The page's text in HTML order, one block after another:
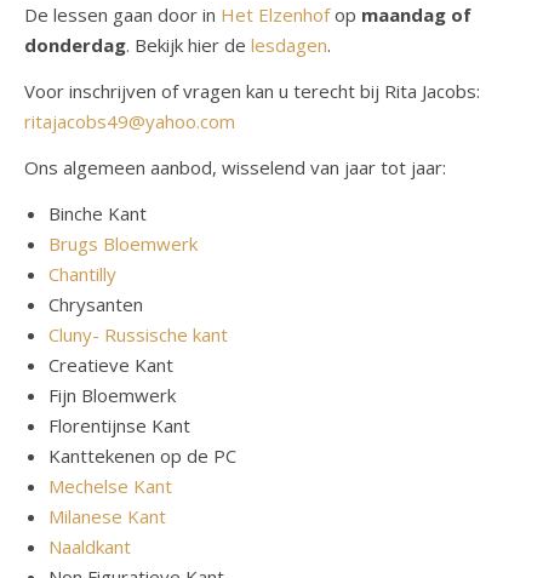
De lessen gaan door in Het Elzenhofop maandag of
donderdag. Bekijk hier de lesdagen.
Voor inschrijven of vragen kan u terecht bij Rita Jacobs:
ritajacobs49@yahoo.com
Ons algemeen aanbod, wisselend van jaar tot jaar:
Binche Kant
Brugs Bloemwerk
Chantilly
Chrysanten
Cluny- Russische kant
Creatieve Kant
Fijn Bloemwerk
Florentijnse Kant
Kanttekenen op de PC
Mechelse Kant
Milanese Kant
Naaldkant